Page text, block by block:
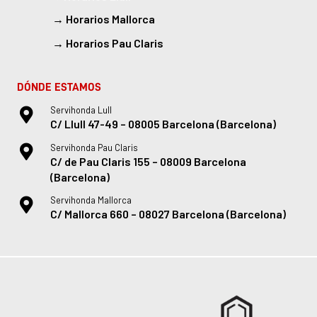
→ Horarios Mallorca
→ Horarios Pau Claris
DÓNDE ESTAMOS
Servihonda Lull
C/ Llull 47-49 – 08005 Barcelona (Barcelona)
Servihonda Pau Claris
C/ de Pau Claris 155 – 08009 Barcelona
(Barcelona)
Servihonda Mallorca
C/ Mallorca 660 – 08027 Barcelona (Barcelona)